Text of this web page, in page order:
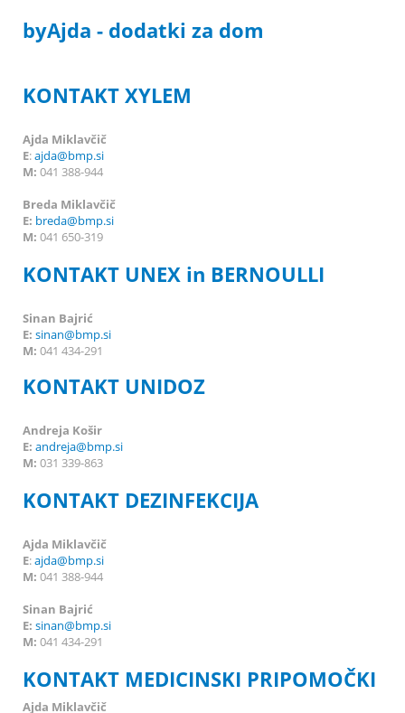
byAjda - dodatki za dom
KONTAKT XYLEM
Ajda Miklavčič
E:ajda@bmp.si
M: 041 388-944
Breda Miklavčič
E: breda@bmp.si
M: 041 650-319
KONTAKT UNEX in BERNOULLI
Sinan Bajrić
E: sinan@bmp.si
M: 041 434-291
KONTAKT UNIDOZ
Andreja Košir
E: andreja@bmp.si
M: 031 339-863
KONTAKT DEZINFEKCIJA
Ajda Miklavčič
E:ajda@bmp.si
M: 041 388-944
Sinan Bajrić
E: sinan@bmp.si
M: 041 434-291
KONTAKT MEDICINSKI PRIPOMOČKI
Ajda Miklavčič